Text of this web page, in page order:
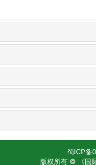
蜀ICP备
版权所有 © 《国